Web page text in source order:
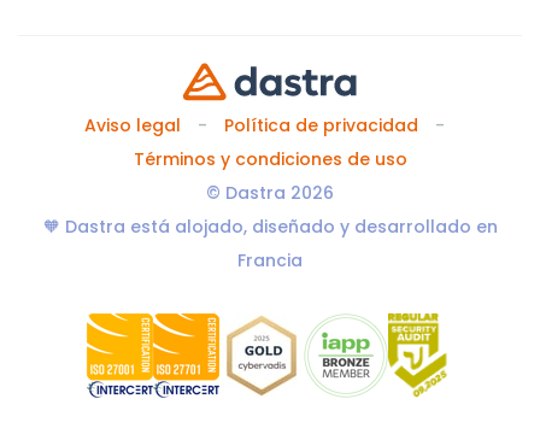
Aviso legal
Política de privacidad
Términos y condiciones de uso
© Dastra 2026
🧡 Dastra está alojado, diseñado y desarrollado en
Francia